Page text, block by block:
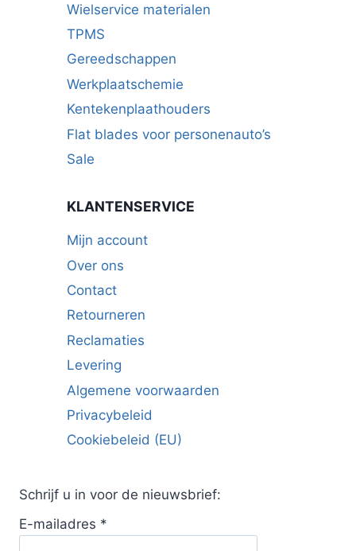
Wielservice materialen
TPMS
Gereedschappen
Werkplaatschemie
Kentekenplaathouders
Flat blades voor personenauto’s
Sale
KLANTENSERVICE
Mijn account
Over ons
Contact
Retourneren
Reclamaties
Levering
Algemene voorwaarden
Privacybeleid
Cookiebeleid (EU)
Schrijf u in voor de nieuwsbrief:
E-mailadres *